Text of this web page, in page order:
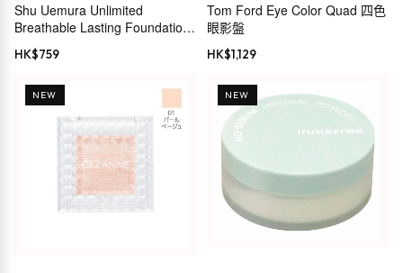
Shu Uemura Unlimited
Breathable Lasting Foundation
S 47 No 584 粉底液
HK$759
Tom Ford Eye Color Quad 四色
眼影盤
HK$1,129
NEW NEW